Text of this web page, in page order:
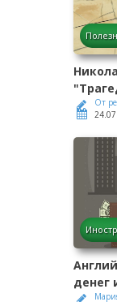
От
денег